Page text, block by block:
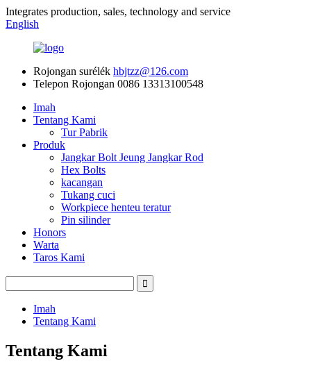
Integrates production, sales, technology and service
English
Rojongan surélék hbjtzz@126.com
Telepon Rojongan 0086 13313100548
Imah
Tentang Kami
Tur Pabrik
Produk
Jangkar Bolt Jeung Jangkar Rod
Hex Bolts
kacangan
Tukang cuci
Workpiece henteu teratur
Pin silinder
Honors
Warta
Taros Kami
Imah
Tentang Kami
Tentang Kami